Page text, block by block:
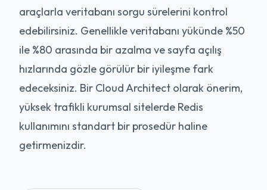
araçlarla veritabanı sorgu sürelerini kontrol
edebilirsiniz. Genellikle veritabanı yükünde %50
ile %80 arasında bir azalma ve sayfa açılış
hızlarında gözle görülür bir iyileşme fark
edeceksiniz. Bir Cloud Architect olarak önerim,
yüksek trafikli kurumsal sitelerde Redis
kullanımını standart bir prosedür haline
getirmenizdir.